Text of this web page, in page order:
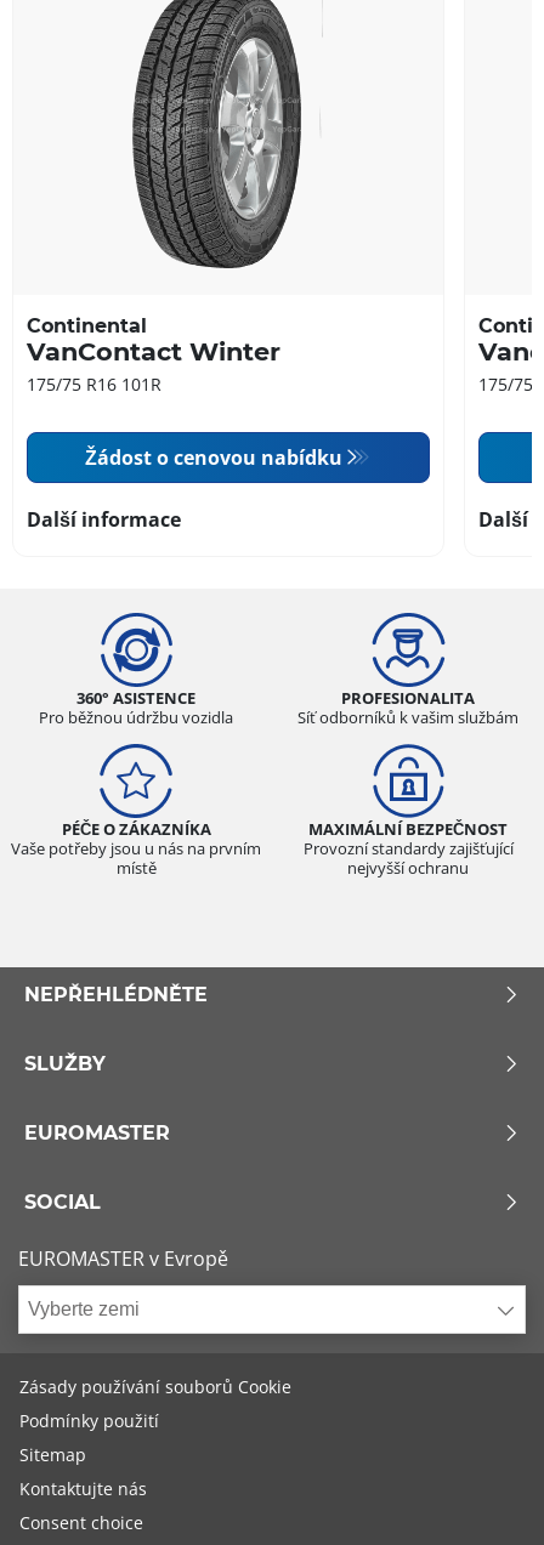
Continental
VanContact Winter
175/75 R16 101R
Žádost o cenovou nabídku
Další informace
175/75
Další
360° ASISTENCE
Pro běžnou údržbu vozidla
PROFESIONALITA
Síť odborníků k vašim službám
PÉČE O ZÁKAZNÍKA
Vaše potřeby jsou u nás na prvním
místě
MAXIMÁLNÍ BEZPEČNOST
Provozní standardy zajišťující
nejvyšší ochranu
NEPŘEHLÉDNĚTE
SLUŽBY
EUROMASTER
SOCIAL
EUROMASTER v Evropě
Vyberte zemi
Zásady používání souborů Cookie
Podmínky použití
Sitemap
Kontaktujte nás
Consent choice